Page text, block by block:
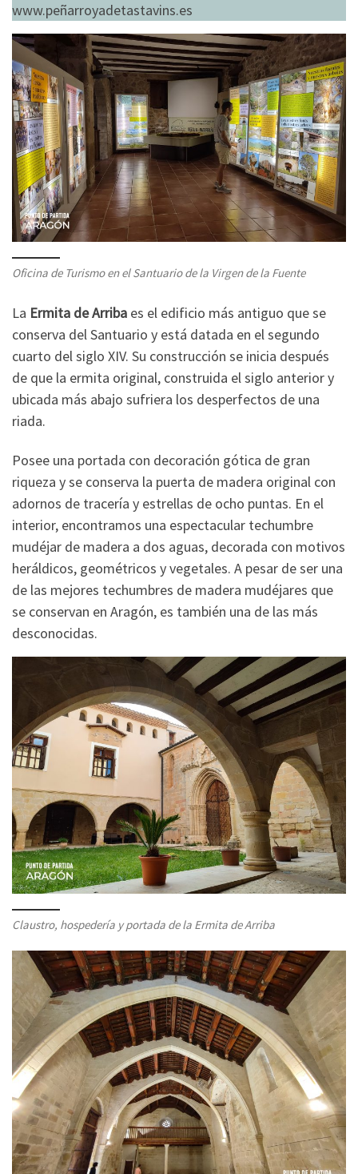
www.peñarroyadetastavins.es
Oficina de Turismo en el Santuario de la Virgen de la Fuente
La Ermita de Arriba es el edificio más antiguo que se
conserva del Santuario y está datada en el segundo
cuarto del siglo XIV. Su construcción se inicia después
de que la ermita original, construida el siglo anterior y
ubicada más abajo sufriera los desperfectos de una
riada.
Posee una portada con decoración gótica de gran
riqueza y se conserva la puerta de madera original con
adornos de tracería y estrellas de ocho puntas. En el
interior, encontramos una espectacular techumbre
mudéjar de madera a dos aguas, decorada con motivos
heráldicos, geométricos y vegetales. A pesar de ser una
de las mejores techumbres de madera mudéjares que
se conservan en Aragón, es también una de las más
desconocidas.
Claustro, hospedería y portada de la Ermita de Arriba